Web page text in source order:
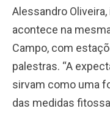
Alessandro
acontece na
Campo, com
palestras. “A
sirvam como uma
das medidas